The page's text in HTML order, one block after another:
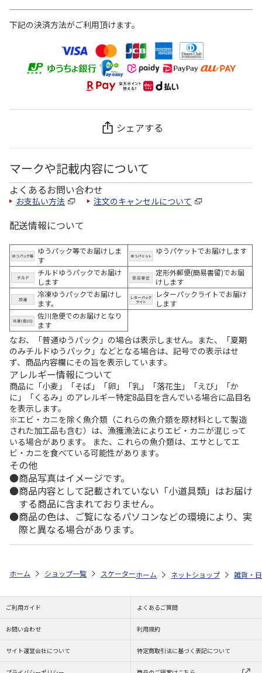
下記の決済方法がご利用頂けます。
シェアする
マークや記載内容について
よくあるお問い合わせ
お支払い方法 注文のキャンセルについて
配送情報について
ゆうパック等でお届けしま
す
ゆうパケットでお届けします
チルドゆうパックでお届け
します
定形外郵便(簡易書留)でお届
けします
冷凍ゆうパックでお届けし
ます。
レターパックライトでお届け
します
佐川急便でのお届けとなり
ます
なお、「普通ゆうパック」の場合は表示しません。また、「夏期
のみチルドゆうパック」などとなる場合は、記号での表示はせ
ず、商品内容欄にその旨を表示しています。
アレルギー情報について
商品に「小麦」「そば」「卵」「乳」「落花生」「えび」「か
に」「くるみ」のアレルギー特定8品目を含んでいる場合に品目名
を表示します。
※エビ・カニを除く魚介類（これらの魚介類を原材料として製造
された加工品も含む）は、漁獲漁法によりエビ・カニが混じって
いる場合があります。 また、これらの魚介類は、エサとしてエ
ビ・カニを食べている可能性があります。
その他
商品写真はイメージです。
商品内容として記載されていない「小道具類」はお届け
する商品に含まれておりません。
商品の色は、ご覧になるパソコンなどの環境により、実
際と異なる場合があります。
ホーム ショップ一覧 スケーター 木製持ちやすいお箸 23cm 3P セ
ホーム ネットショップ 雑貨・
ご利用ガイド よくあるご質問
お問い合わせ 利用規約
サイト運営会社について 特定商取引法に基づく表記について